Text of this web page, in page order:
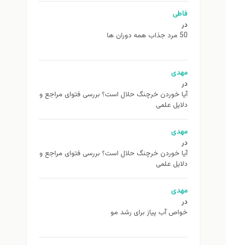
فاطی
در
50 مرد جذاب همه دوران ها
مهدی
در
آیا خوردن خرچنگ حلال است؟ بررسی فتوای مراجع و
دلایل علمی
مهدی
در
آیا خوردن خرچنگ حلال است؟ بررسی فتوای مراجع و
دلایل علمی
مهدی
در
خواص آب پیاز برای رشد مو